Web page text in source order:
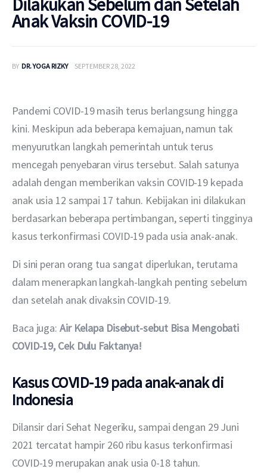
Anak Vaksin COVID-19
BY DR. YOGA RIZKY SEPTEMBER 28, 2022
Pandemi COVID-19 masih terus berlangsung hingga
kini. Meskipun ada beberapa kemajuan, namun tak
menyurutkan langkah pemerintah untuk terus
mencegah penyebaran virus tersebut. Salah satunya
adalah dengan memberikan vaksin COVID-19 kepada
anak usia 12 sampai 17 tahun. Kebijakan ini dilakukan
berdasarkan beberapa pertimbangan, seperti tingginya
kasus terkonfirmasi COVID-19 pada usia anak-anak.
Di sini peran orang tua sangat diperlukan, terutama
dalam menerapkan langkah-langkah penting sebelum
dan setelah anak divaksin COVID-19.
Baca juga: Air Kelapa Disebut-sebut Bisa Mengobati
COVID-19, Cek Dulu Faktanya!
Kasus COVID-19 pada anak-anak di
Indonesia
Dilansir dari Sehat Negeriku, sampai dengan 29 Juni
2021 tercatat hampir 260 ribu kasus terkonfirmasi
COVID-19 merupakan anak usia 0-18 tahun.